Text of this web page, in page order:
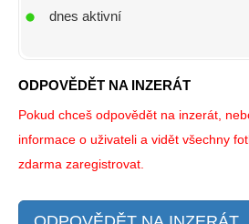
dnes aktivní
ODPOVĚDĚT NA INZERÁT
Pokud chceš odpovědět na inzerát,
informace o uživateli a vidět všechny
zdarma zaregistrovat.